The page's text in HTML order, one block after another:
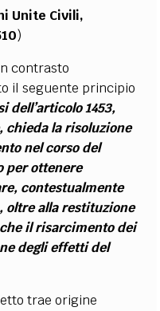
Unite Civili,
)
contrasto
il seguente principio
dell’articolo 1453,
chieda la risoluzione
nel corso del
per ottenere
contestualmente
, oltre alla restituzione
il risarcimento dei
degli effetti del
trae origine